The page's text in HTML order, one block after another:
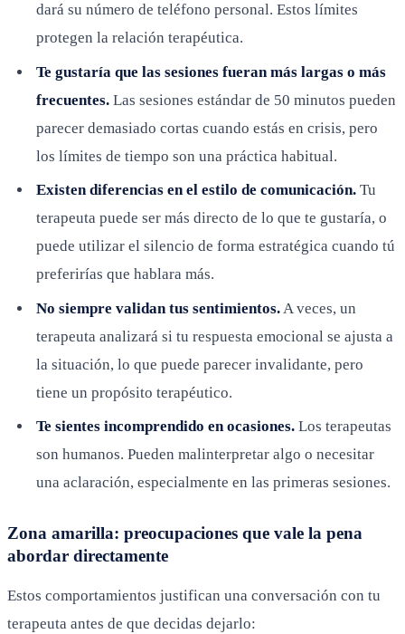
dará su número de teléfono personal. Estos límites
protegen la relación terapéutica.
Te gustaría que las sesiones fueran más largas o más
frecuentes. Las sesiones estándar de 50 minutos pueden
parecer demasiado cortas cuando estás en crisis, pero
los límites de tiempo son una práctica habitual.
Existen diferencias en el estilo de comunicación. Tu
terapeuta puede ser más directo de lo que te gustaría, o
puede utilizar el silencio de forma estratégica cuando tú
preferirías que hablara más.
No siempre validan tus sentimientos. A veces, un
terapeuta analizará si tu respuesta emocional se ajusta a
la situación, lo que puede parecer invalidante, pero
tiene un propósito terapéutico.
Te sientes incomprendido en ocasiones. Los terapeutas
son humanos. Pueden malinterpretar algo o necesitar
una aclaración, especialmente en las primeras sesiones.
Zona amarilla: preocupaciones que vale la pena
abordar directamente
Estos comportamientos justifican una conversación con tu
terapeuta antes de que decidas dejarlo: